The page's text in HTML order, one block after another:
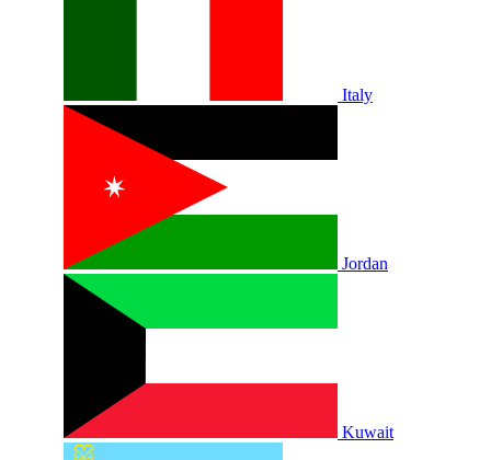
Italy
Jordan
Kuwait